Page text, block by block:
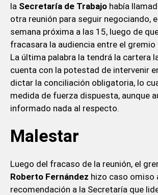
la Secretaría de Trabajohabía
otra reunión para seguir negociando,
semana próxima a las 15, luego de
fracasara la audiencia entre el gremio
La última palabra la tendrá la cartera
cuenta con la potestad de intervenir
dictar la conciliación obligatoria, lo
medida de fuerza dispuesta, aunque
informado nada al respecto.
Malestar
Luego del fracaso de la reunión, el
Roberto Fernández hizo caso omiso
recomendación a la Secretaría que